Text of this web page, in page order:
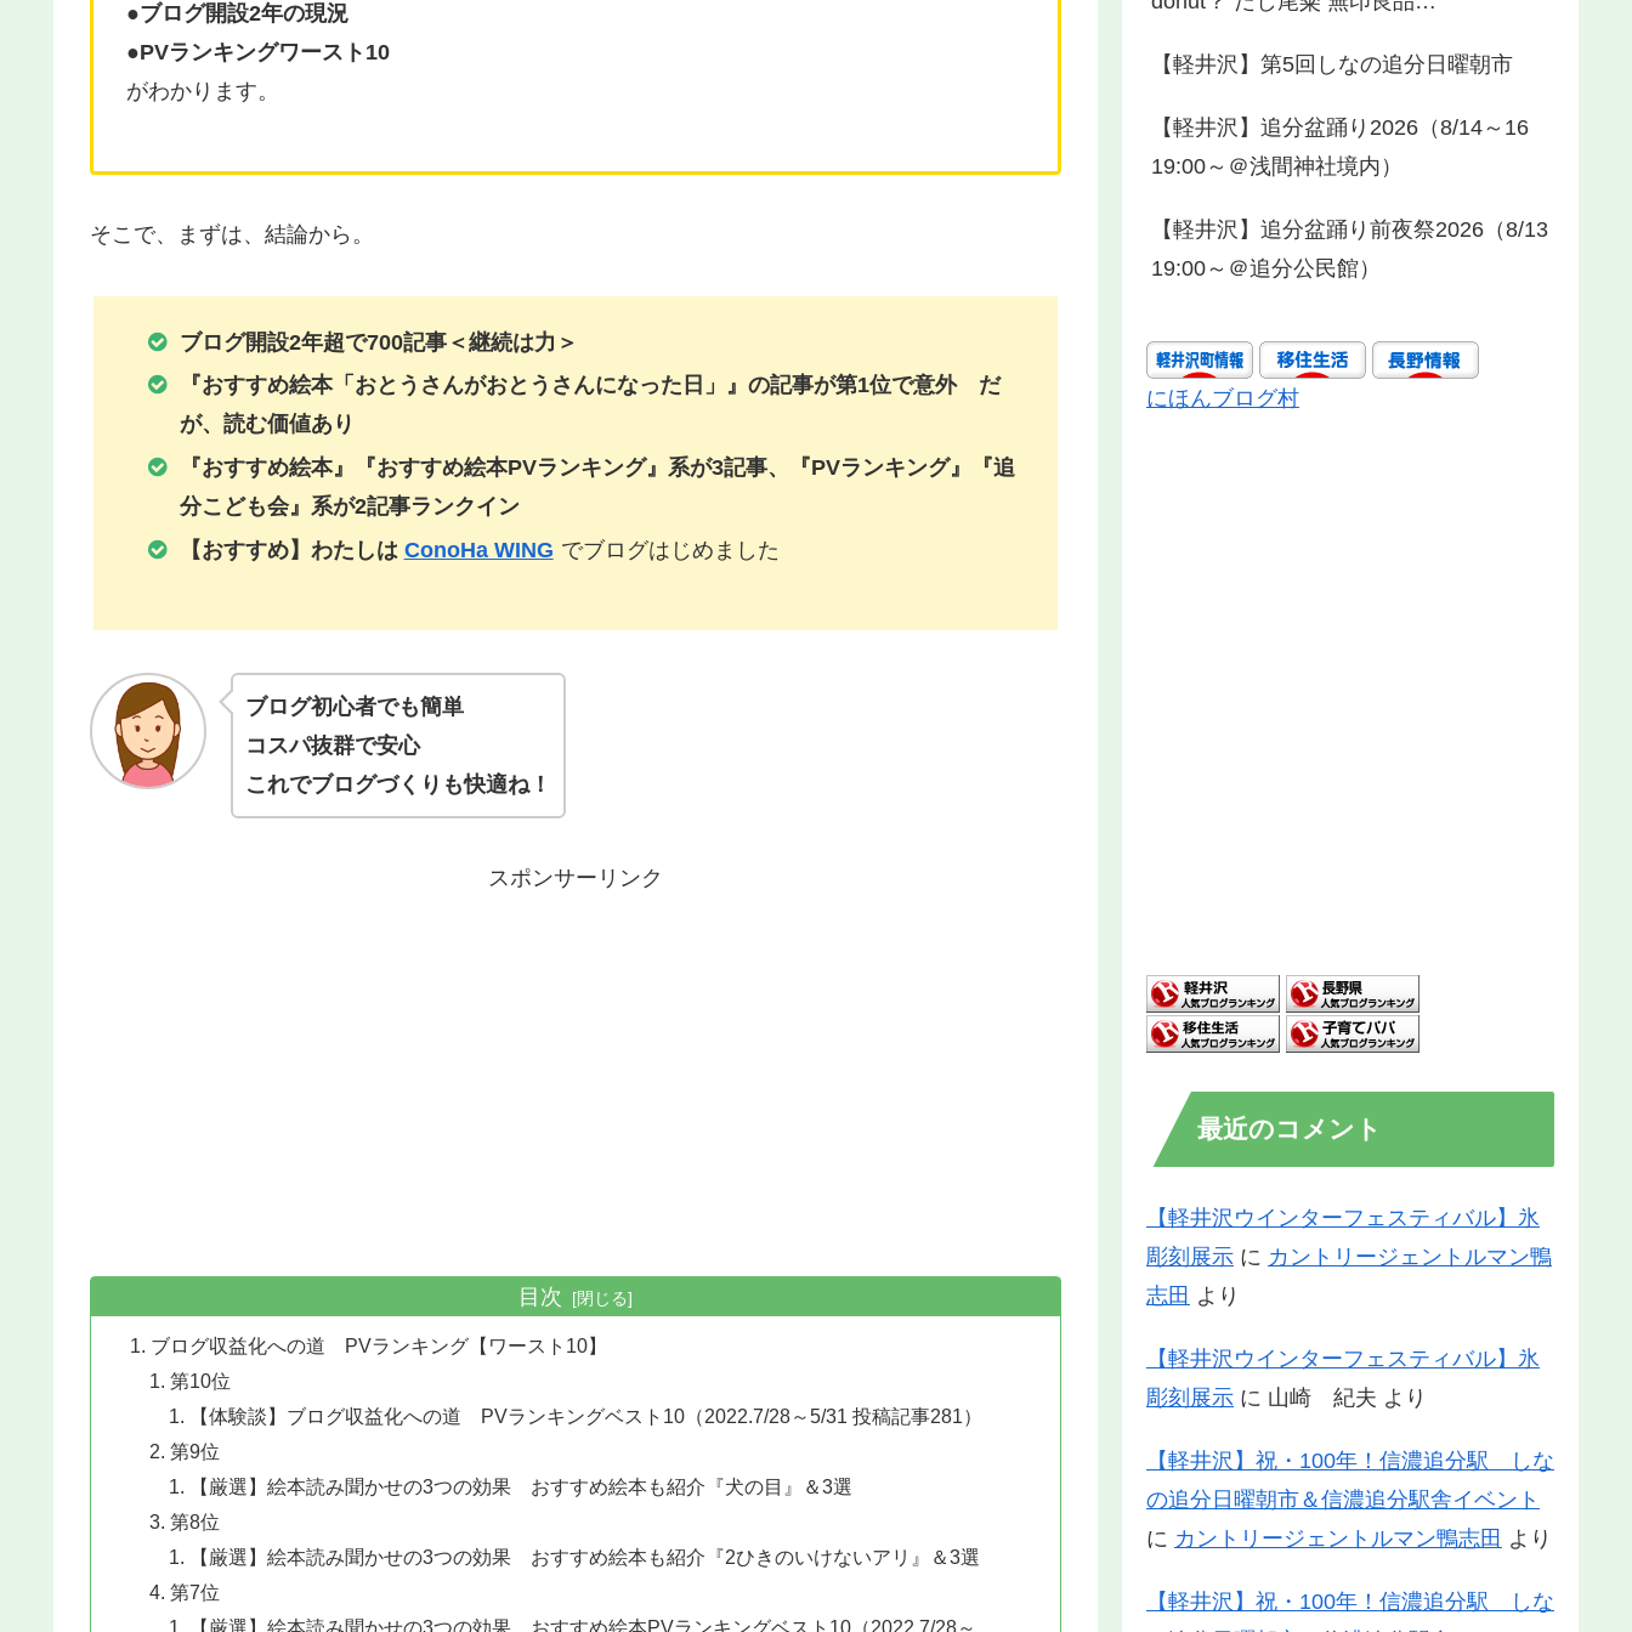
●ブログ開設2年の現況
●PVランキングワースト10
がわかります。
そこで、まずは、結論から。
ブログ開設2年超で700記事＜継続は力＞
『おすすめ絵本「おとうさんがおとうさんになった日」』の記事が第1位で意外 だ
が、読む価値あり
『おすすめ絵本』『おすすめ絵本PVランキング』系が3記事、『PVランキング』『追
分こども会』系が2記事ランクイン
【おすすめ】わたしは ConoHa WING でブログはじめました
ブログ初心者でも簡単
コスパ抜群で安心
これでブログづくりも快適ね！
スポンサーリンク
目次
ブログ収益化への道 PVランキング【ワースト10】
第10位
【体験談】ブログ収益化への道 PVランキングベスト10（2022.7/28～5/31 投稿記事281）
第9位
【厳選】絵本読み聞かせの3つの効果 おすすめ絵本も紹介『犬の目』＆3選
第8位
【厳選】絵本読み聞かせの3つの効果 おすすめ絵本も紹介『2ひきのいけないアリ』＆3選
第7位
【厳選】絵本読み聞かせの3つの効果 おすすめ絵本PVランキングベスト10（2022.7/28～
【軽井沢】第5回しなの追分日曜朝市
【軽井沢】追分盆踊り2026（8/14～16
19:00～＠浅間神社境内）
【軽井沢】追分盆踊り前夜祭2026（8/13
19:00～＠追分公民館）
にほんブログ村
最近のコメント
【軽井沢ウインターフェスティバル】氷
彫刻展示 に カントリージェントルマン鴨
志田 より
【軽井沢ウインターフェスティバル】氷
彫刻展示 に 山崎 紀夫 より
【軽井沢】祝・100年！信濃追分駅 しな
の追分日曜朝市＆信濃追分駅舎イベント
に カントリージェントルマン鴨志田 より
【軽井沢】祝・100年！信濃追分駅 しな